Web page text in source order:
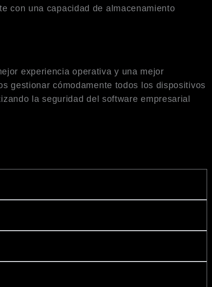
con una capacidad de almacenamiento
experiencia operativa y una mejor
gestionar cómodamente todos los dispositivos
la seguridad del software empresarial